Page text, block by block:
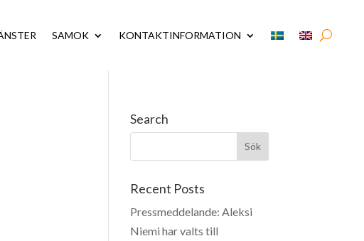
SAMOK KONTAKTINFORMATION
Search
Recent Posts
Pressmeddelande: Aleksi
Niemi har valts till